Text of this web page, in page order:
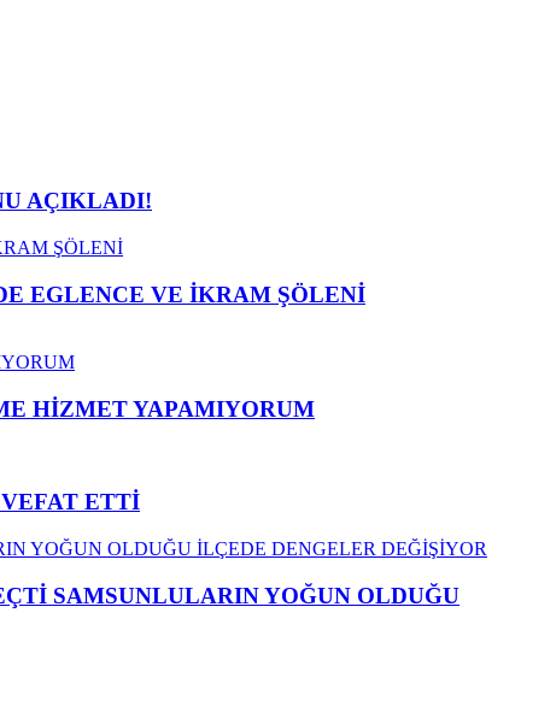
AÇIKLADI!
EGLENCE VE İKRAM ŞÖLENİ
HİZMET YAPAMIYORUM
ETTİ
SAMSUNLULARIN YOĞUN OLDUĞU